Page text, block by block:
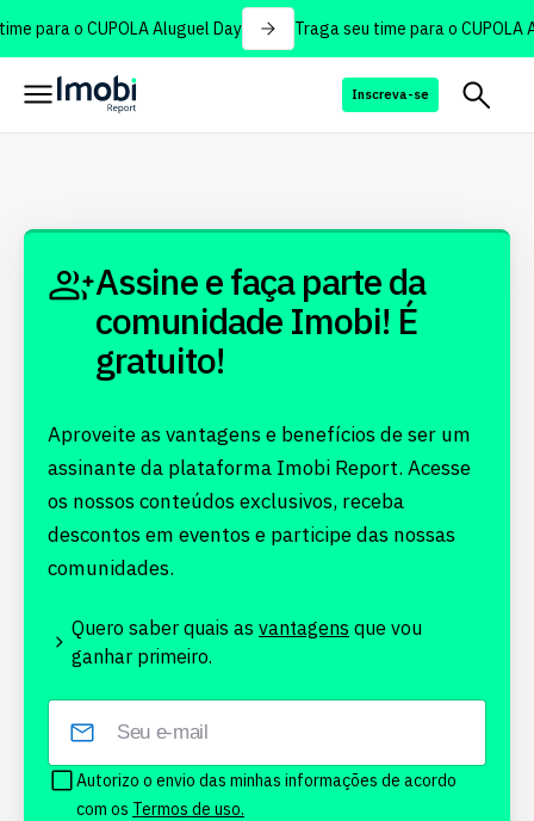
para o CUPOLA Aluguel Day Traga seu time para o CUPOLA
Inscreva-se
Assine e faça parte da
comunidade Imobi! É
gratuito!
Aproveite as vantagens e benefícios de ser um
assinante da plataforma Imobi Report. Acesse
os nossos conteúdos exclusivos, receba
descontos em eventos e participe das nossas
comunidades.
Quero saber quais as vantagens que vou
ganhar primeiro.
Autorizo o envio das minhas informações de acordo
com os Termos de uso.